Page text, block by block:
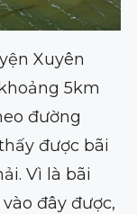
Xuyên
5km
đường
được bãi
Vì là bãi
đây được,